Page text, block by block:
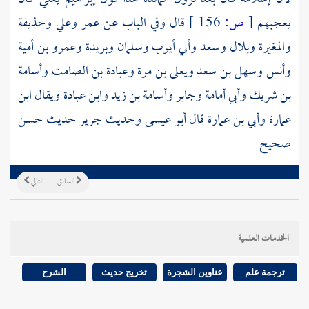
يعجبهم [ص:
قال وفي الباب عن عمر وعلي وحذيفة
والمغيرة وبلال وسعد وأبي أيوب وسلمان وبريدة وعمرو بن أمية
وأنس وسهل بن سعد ويعلى بن مرة وعبادة بن الصامت وأسامة
بن شريك وأبي أمامة وجابر وأسامة بن زيدوابن عبادةويقالابن
عمارةوأبي بن عمارة قال أبو عيسى وحديثجريرحديث حسن
صحيح
التالي السابق
الخدمات العلمية
ترجمة علم عناوين الشجرة تخريج حديث الشرح